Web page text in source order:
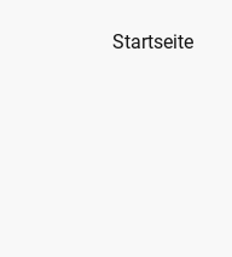
Startseite